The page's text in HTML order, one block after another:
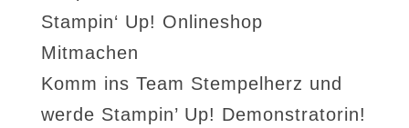
Stampin‘ Up! Onlineshop
Mitmachen
Komm ins Team Stempelherz und
werde Stampin’ Up! Demonstratorin!